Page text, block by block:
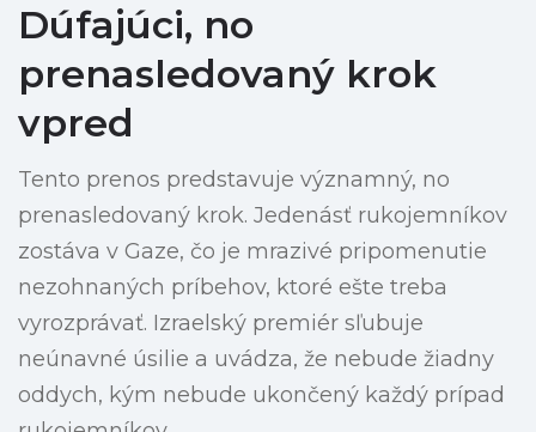
Dúfajúci, no
prenasledovaný krok
vpred
Tento prenos predstavuje významný, no
prenasledovaný krok. Jedenásť rukojemníkov
zostáva v Gaze, čo je mrazivé pripomenutie
nezohnaných príbehov, ktoré ešte treba
vyrozprávať. Izraelský premiér sľubuje
neúnavné úsilie a uvádza, že nebude žiadny
oddych, kým nebude ukončený každý prípad